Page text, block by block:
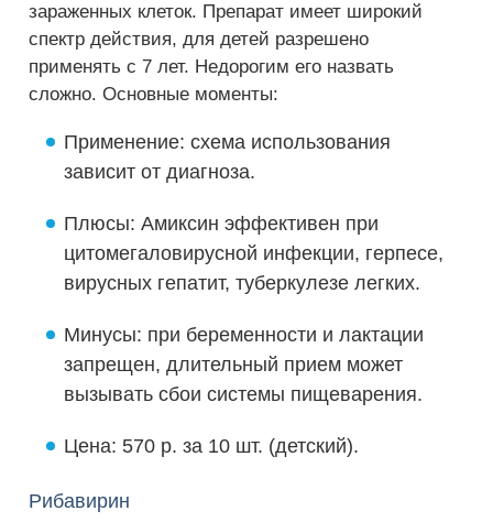
зараженных клеток. Препарат имеет широкий
спектр действия, для детей разрешено
применять с 7 лет. Недорогим его назвать
сложно. Основные моменты:
Применение: схема использования
зависит от диагноза.
Плюсы: Амиксин эффективен при
цитомегаловирусной инфекции, герпесе,
вирусных гепатит, туберкулезе легких.
Минусы: при беременности и лактации
запрещен, длительный прием может
вызывать сбои системы пищеварения.
Цена: 570 р. за 10 шт. (детский).
Рибавирин